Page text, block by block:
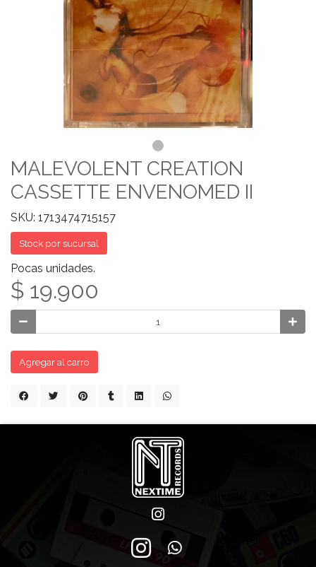
MALEVOLENT CREATION
CASSETTE ENVENOMED II
SKU: 1713474715157
Stock por sucursal
Pocas unidades.
$ 19.900
Agregar al carro